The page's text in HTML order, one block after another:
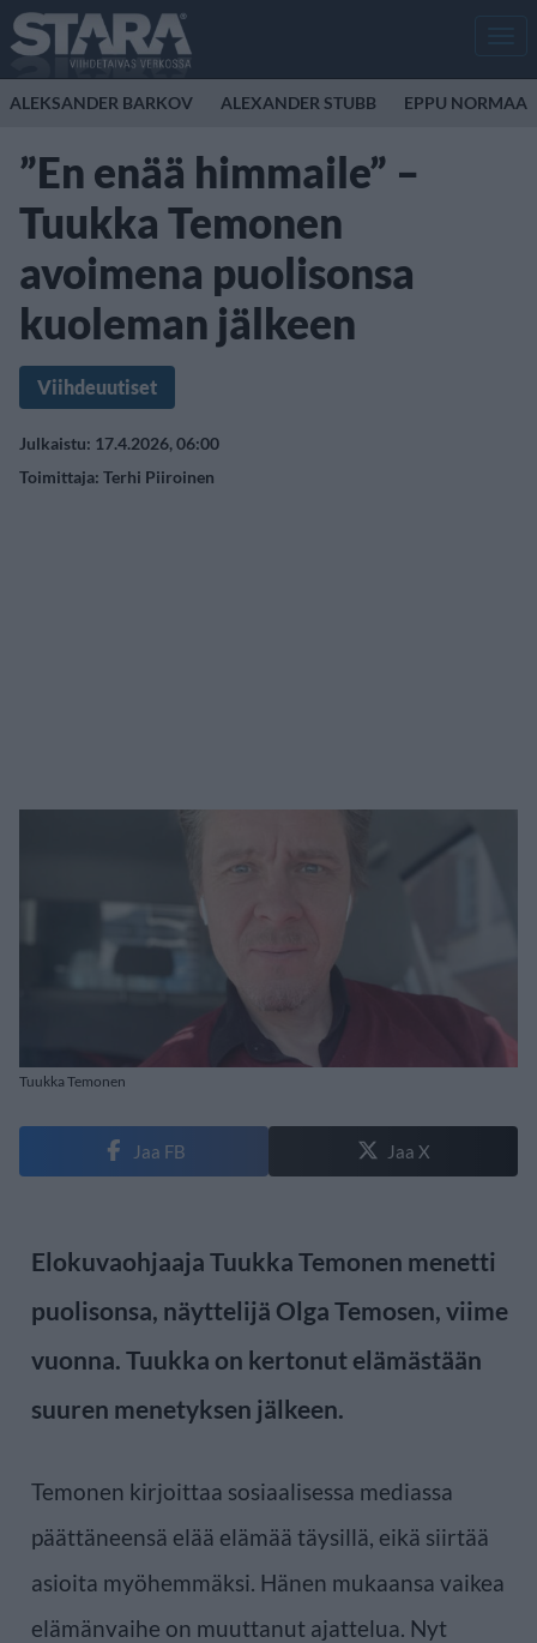
ALEKSANDER BARKOV ALEXANDER STUBB EPPU
”En enää himmaile” –
Tuukka Temonen
avoimena puolisonsa
kuoleman jälkeen
Viihdeuutiset
Julkaistu: 17.4.2026, 06:00
Toimittaja: Terhi Piiroinen
Tuukka Temonen
Jaa FB Jaa X
Elokuvaohjaaja Tuukka Temonen menetti
puolisonsa, näyttelijä Olga Temosen, viime
vuonna. Tuukka on kertonut elämästään
suuren menetyksen jälkeen.
Temonen kirjoittaa sosiaalisessa mediassa
päättäneensä elää elämää täysillä, eikä siirtää
asioita myöhemmäksi. Hänen mukaansa vaikea
elämänvaihe on muuttanut ajattelua. Nyt